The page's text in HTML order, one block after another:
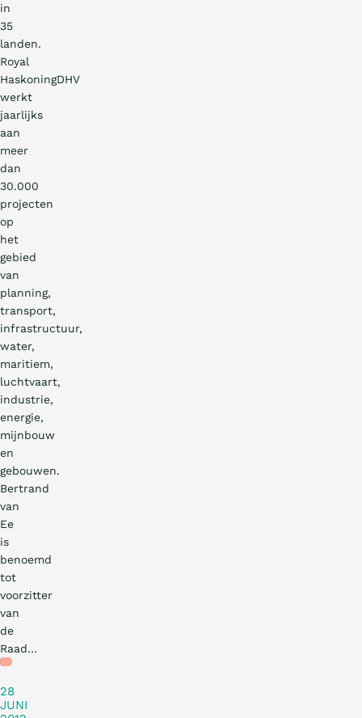
in
35
landen.
Royal
HaskoningDHV
werkt
jaarlijks
aan
meer
dan
30.000
projecten
op
het
gebied
van
planning,
transport,
infrastructuur,
water,
maritiem,
luchtvaart,
industrie,
energie,
mijnbouw
en
gebouwen.
Bertrand
van
Ee
is
benoemd
tot
voorzitter
van
de
Raad…Nieuws
28
JUNI